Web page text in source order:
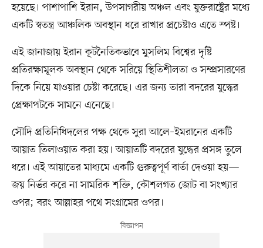
হয়েছে। পাশাপাশি ইরান, উপসাগরীয় অঞ্চল এবং যুক্তরাষ্ট্রের মধ্যে
একটি স্বতন্ত্র আঞ্চলিক অবস্থান ধরে রাখার প্রচেষ্টাও এতে স্পষ্ট।
এই জানাজায় ইরান কূটনৈতিকভাবে মুসলিম বিশ্বের দৃষ্টি
প্রতিরক্ষামূলক অবস্থান থেকে সরিয়ে স্থিতিশীলতা ও সম্প্রসারণের
দিকে নিয়ে যাওয়ার চেষ্টা করেছে। এর জন্য তারা বদরের যুদ্ধের
প্রেক্ষাপটকে সামনে এনেছে।
সৌদি প্রতিনিধিদলের পক্ষ থেকে সুরা আলে–ইমরানের একটি
আয়াত তিলাওয়াত করা হয়। আয়াতটি বদরের যুদ্ধের প্রসঙ্গ তুলে
ধরে। এই আয়াতের মাধ্যমে একটি গুরুত্বপূর্ণ বার্তা দেওয়া হয়—
জয় নির্ভর করে না সামরিক শক্তি, কৌশলগত জোট বা সংখ্যার
ওপর; বরং আল্লাহর পথে সংগ্রামের ওপর।